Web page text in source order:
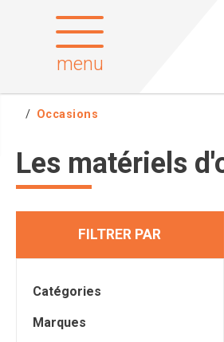
menu
Occasions
Les matériels
FILTRER PAR
Catégories
Marques